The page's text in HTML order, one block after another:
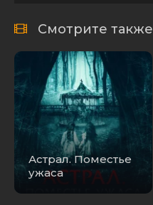
Смотрите также
Астрал. Поместье
ужаса